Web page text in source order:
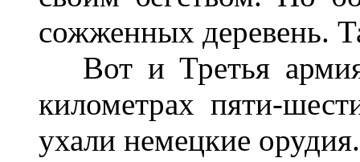
сожженных деревень.
Вот и Третья
километрах пяти-
ухали немецкие